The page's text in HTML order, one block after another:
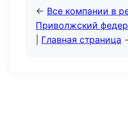
← Все компании в
Приволжский
Главная страница